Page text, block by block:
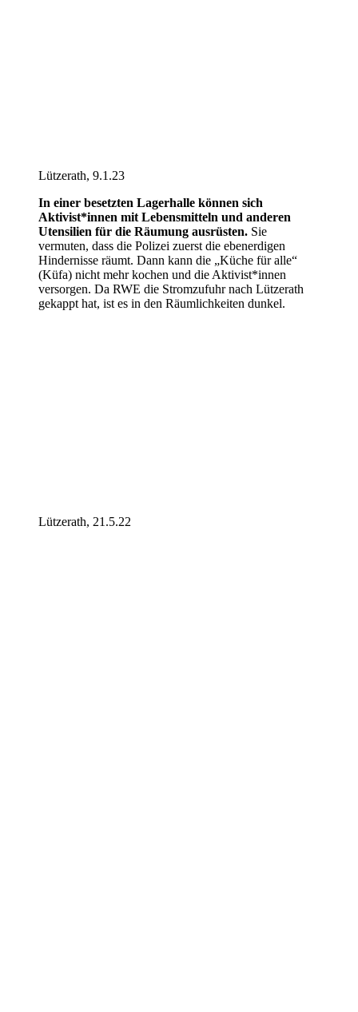
Lützerath, 9.1.23
In einer besetzten Lagerhalle können sich
Aktivist*innen mit Lebensmitteln und anderen
Utensilien für die Räumung ausrüsten. Sie
vermuten, dass die Polizei zuerst die ebenerdigen
Hindernisse räumt. Dann kann die „Küche für alle“
(Küfa) nicht mehr kochen und die Aktivist*innen
versorgen. Da RWE die Stromzufuhr nach Lützerath
gekappt hat, ist es in den Räumlichkeiten dunkel.
Lützerath, 21.5.22